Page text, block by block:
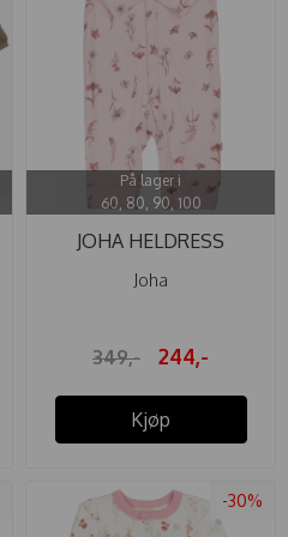
På lager i
60, 80, 90, 100
JOHA HELDRESS
BAMBUS ...
Joha
349,- 244,-
Kjøp
-30%